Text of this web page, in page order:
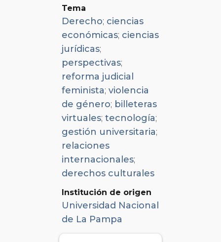
Tema
Derecho; ciencias
económicas; ciencias
jurídicas;
perspectivas;
reforma judicial
feminista; violencia
de género; billeteras
virtuales; tecnología;
gestión universitaria;
relaciones
internacionales;
derechos culturales
Institución de origen
Universidad Nacional
de La Pampa